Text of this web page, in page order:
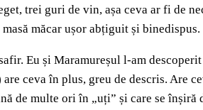
trei guri de vin, așa ceva ar fi de
măcar ușor abțiguit și binedispus.
Eu și Maramureșul l-am
ceva în plus, greu de descris. Are
de multe ori în „uți” și care se